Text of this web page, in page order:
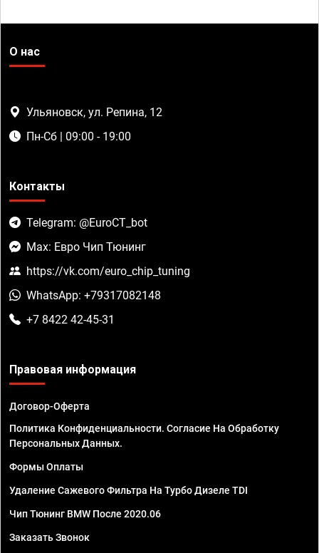
О нас
Ульяновск, ул. Репина, 12
Пн-Сб | 09:00 - 19:00
Контакты
Telegram: @EuroCT_bot
Max: Евро Чип Тюнинг
https://vk.com/euro_chip_tuning
WhatsApp: +79317082148
+7 8422 42-45-31
Правовая информация
Договор-Оферта
Политика Конфиденциальности. Согласие На Обработку
Персональных Данных.
Формы Оплаты
Удаление Сажевого Фильтра На Турбо Дизеле TDI
Чип Тюнинг BMW После 2020.06
Заказать Звонок